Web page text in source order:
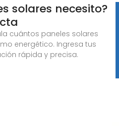
solares necesito?
cuántos paneles solares
energético. Ingresa tus
rápida y precisa.